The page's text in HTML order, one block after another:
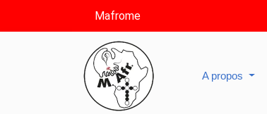
Mafrome
A propos